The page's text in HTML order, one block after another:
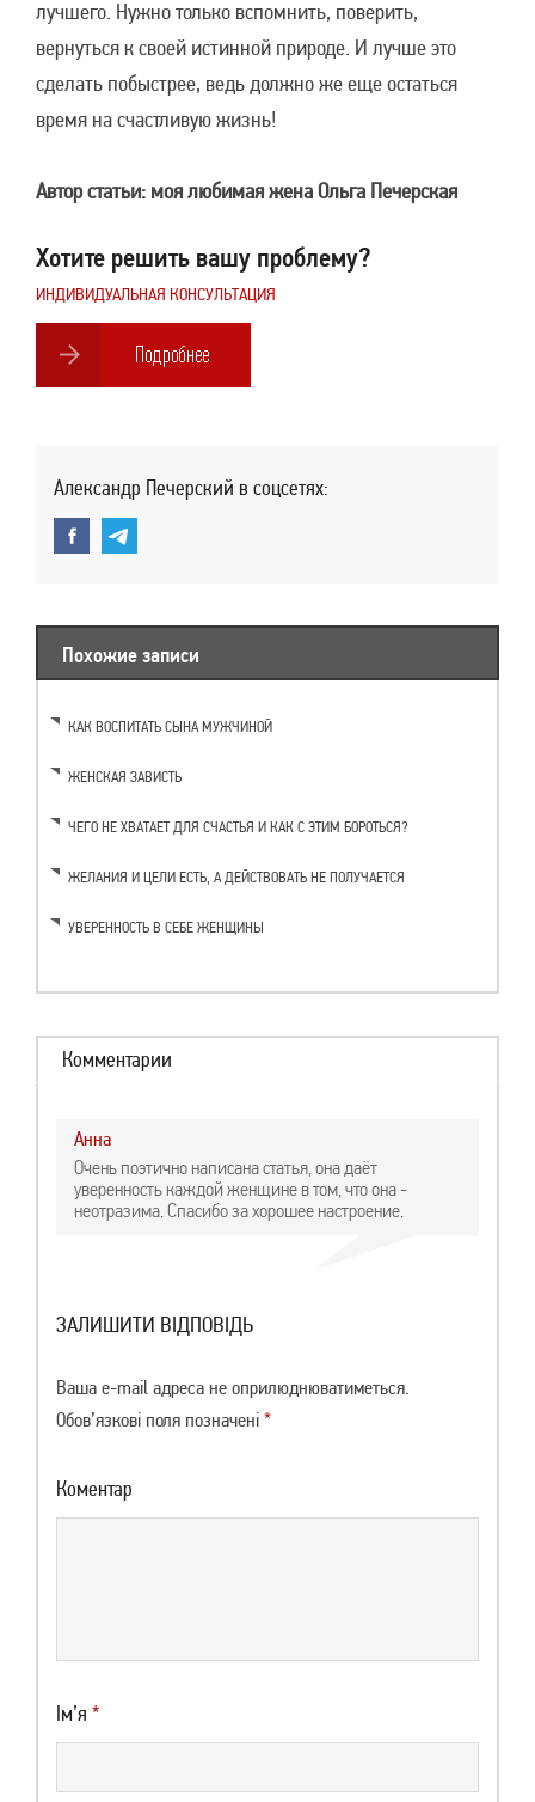
лучшего. Нужно только вспомнить, поверить,
вернуться к своей истинной природе. И лучше это
сделать побыстрее, ведь должно же еще остаться
время на счастливую жизнь!
Автор статьи: моя любимая жена Ольга Печерская
Хотите решить вашу проблему?
ИНДИВИДУАЛЬНАЯ КОНСУЛЬТАЦИЯ
Александр Печерский в соцсетях:
Похожие записи
КАК ВОСПИТАТЬ СЫНА МУЖЧИНОЙ
ЖЕНСКАЯ ЗАВИСТЬ
ЧЕГО НЕ ХВАТАЕТ ДЛЯ СЧАСТЬЯ И КАК С ЭТИМ БОРОТЬСЯ?
ЖЕЛАНИЯ И ЦЕЛИ ЕСТЬ, А ДЕЙСТВОВАТЬ НЕ ПОЛУЧАЕТСЯ
УВЕРЕННОСТЬ В СЕБЕ ЖЕНЩИНЫ
Комментарии
Анна
Очень поэтично написана статья, она даёт
уверенность каждой женщине в том, что она -
неотразима. Спасибо за хорошее настроение.
ЗАЛИШИТИ ВІДПОВІДЬ
Ваша e-mail адреса не оприлюднюватиметься.
Обов’язкові поля позначені *
Коментар
Ім’я *